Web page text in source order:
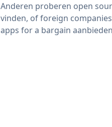
Anderen proberen open
vinden, of foreign
apps for a bargain